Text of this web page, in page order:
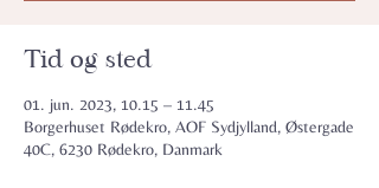
Tid og sted
01. jun. 2023, 10.15 – 11.45
Borgerhuset Rødekro, AOF Sydjylland, Østergade
40C, 6230 Rødekro, Danmark